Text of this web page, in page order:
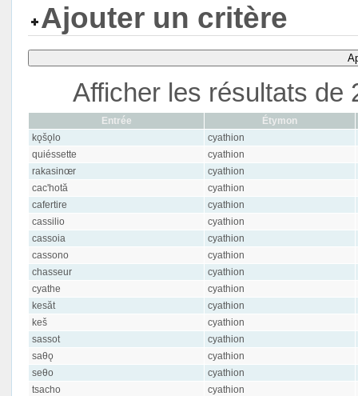
Ajouter un critère
Afficher les résultats de
Entrée
Étymon
kǫšǫlo
cyathion
quiéssette
cyathion
rakasinœr
cyathion
cac'hotă
cyathion
cafertire
cyathion
cassilio
cyathion
cassoia
cyathion
cassono
cyathion
chasseur
cyathion
cyathe
cyathion
kesăt
cyathion
keš
cyathion
sassot
cyathion
saθǫ
cyathion
seθo
cyathion
tsacho
cyathion